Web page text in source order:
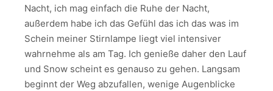
Nacht, ich mag einfach die Ruhe der Nacht,
außerdem habe ich das Gefühl das ich das was im
Schein meiner Stirnlampe liegt viel intensiver
wahrnehme als am Tag. Ich genieße daher den Lauf
und Snow scheint es genauso zu gehen. Langsam
beginnt der Weg abzufallen, wenige Augenblicke